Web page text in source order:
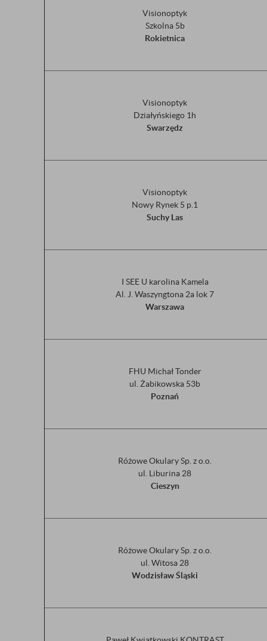
Visionoptyk
Szkolna 5b
Rokietnica
Visionoptyk
Działyńskiego 1h
Swarzędz
Visionoptyk
Nowy Rynek 5 p.1
Suchy Las
I SEE U karolina Kamela
Al. J. Waszyngtona 2a lok 7
Warszawa
FHU Michał Tonder
ul. Żabikowska 53b
Poznań
Różowe Okulary Sp. z o.o.
ul. Liburina 28
Cieszyn
Różowe Okulary Sp. z o.o.
ul. Witosa 28
Wodzisław Śląski